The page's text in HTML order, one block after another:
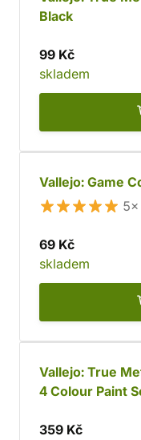
Black
99 Kč
skladem
Vallejo: Game
5×
69 Kč
skladem
Vallejo: True
4 Colour Paint
359 Kč